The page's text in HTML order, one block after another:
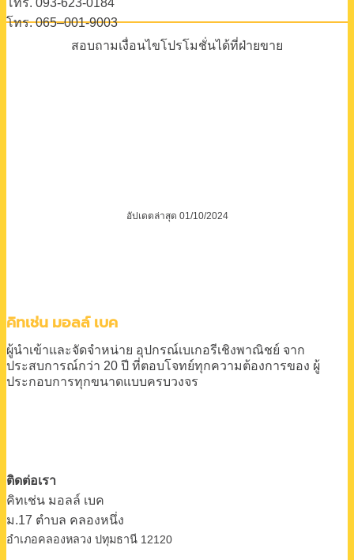
โทร. 065–001-9003
สอบถามเงื่อนไขโปรโมชั่นได้ที่ฝ่ายขาย
อัปเดตล่าสุด 01/10/2024
คิทเช่น มอลล์ เบค
ผู้นำเข้าและจัดจำหน่าย อุปกรณ์เบเกอรีเชิงพาณิชย์ จาก
ประสบการณ์กว่า 20 ปี ที่ตอบโจทย์ทุกความต้องการของ ผู้
ประกอบการทุกขนาดแบบครบวงจร
ติดต่อเรา
คิทเช่น มอลล์ เบค
ม.17 ตําบล คลองหนึ่ง
อําเภอคลองหลวง ปทุมธานี 12120